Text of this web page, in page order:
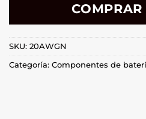
SKU: 20AWGN
Categoría: Componentes de